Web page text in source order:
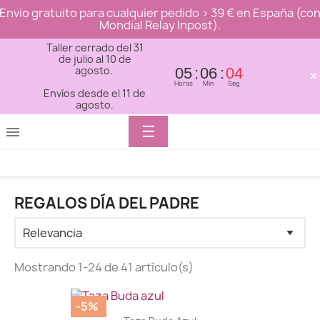
Envio gratuito para cualquier pedido > 39 € en España (con
Mondial Relay Inpost).
Taller cerrado del 31
de julio al 10 de
agosto.
Envíos desde el 11 de
agosto.
05
Horas
06
Min
04
Seg ×
 Toggle
navigation
☰
REGALOS DÍA DEL PADRE
Mostrando 1-24 de 41 artículo(s)
-5%